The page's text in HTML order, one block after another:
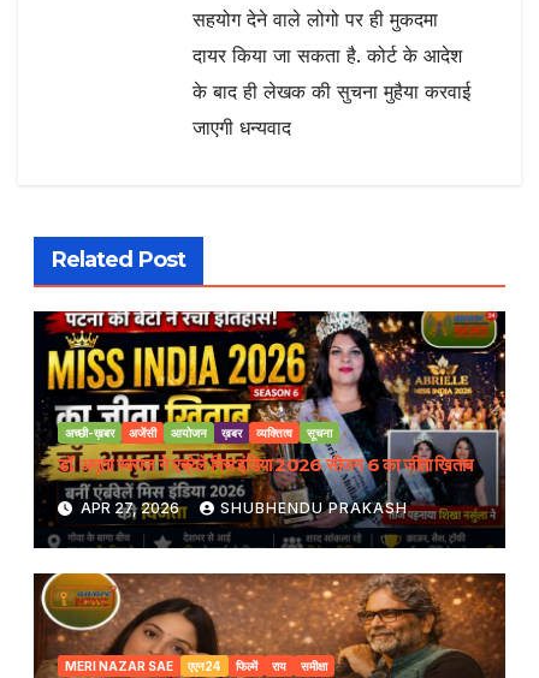
सहयोग देने वाले लोगो पर ही मुकदमा
दायर किया जा सकता है. कोर्ट के आदेश
के बाद ही लेखक की सुचना मुहैया करवाई
जाएगी धन्यवाद
Related Post
अच्छी-ख़बर अजेंसी आयोजन ख़बर व्यक्तित्व सूचना
डॉ. अमृता स्वराज ने एब्रेले मिस इंडिया 2026 सीजन 6 का जीता ख़िताब
APR 27, 2026 SHUBHENDU PRAKASH
MERI NAZAR SAE एएन24 फिल्में राय समीक्षा